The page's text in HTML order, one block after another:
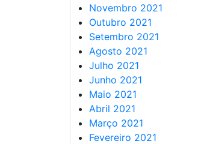
Novembro 2021
Outubro 2021
Setembro 2021
Agosto 2021
Julho 2021
Junho 2021
Maio 2021
Abril 2021
Março 2021
Fevereiro 2021